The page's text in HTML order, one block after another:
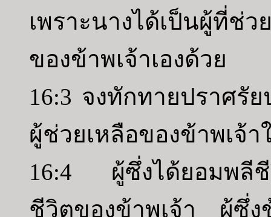
เพราะนางได้เป็นผู้ที่
ของข้าพเจ้าเองด้วย
16:3 จงทักทายปราศรั
ผู้ช่วยเหลือของข้าพเจ้า
16:4 ผู้ซึ่งได้ยอมพลีชี
ชีวิตของข้าพเจ้า ผู้ซึ่